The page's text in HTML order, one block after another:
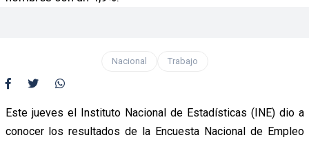
Nacional Trabajo
Este jueves el Instituto Nacional de Estadísticas (INE) dio a
conocer los resultados de la Encuesta Nacional de Empleo